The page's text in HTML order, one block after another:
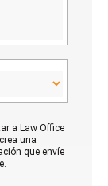
a Law Office
una
que envíe